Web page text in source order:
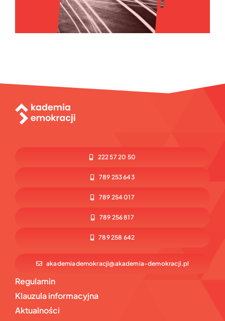
222 57 20 50
789 253 643
789 254 017
789 256 817
789 258 642
akademiademokracji@akademia-demokracji.pl
Regulamin
Klauzula informacyjna
Aktualności